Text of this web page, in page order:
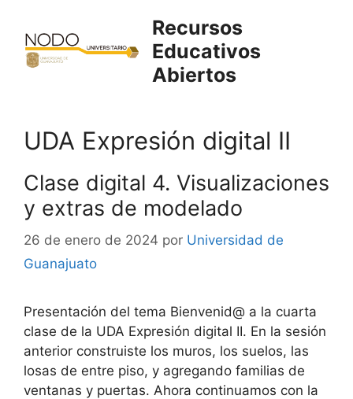
contenido
Recursos
Educativos
Abiertos
UDA Expresión digital II
Clase digital 4. Visualizaciones
y extras de modelado
26 de enero de 2024 por Universidad de
Guanajuato
Presentación del tema Bienvenid@ a la cuarta
clase de la UDA Expresión digital II. En la sesión
anterior construiste los muros, los suelos, las
losas de entre piso, y agregando familias de
ventanas y puertas. Ahora continuamos con la